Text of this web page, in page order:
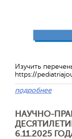
Изучить
https://
подробнее
НАУЧНО-
6.11.2025